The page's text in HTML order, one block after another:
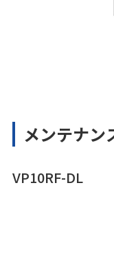
メンテナン
VP10RF-DL